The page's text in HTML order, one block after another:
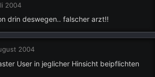
2004
drin deswegen.. falscher arzt!!
2004
User in jeglicher Hinsicht beipflichten